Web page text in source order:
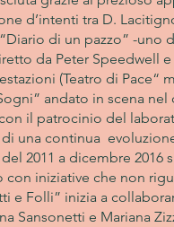
d’intenti tra D.
di un pazzo” -
da Peter
(Teatro di Pace“
andato in scena
il patrocinio del
una continua
2011 a dicembre 2016
con iniziative che non
e Folli” inizia a
Sansonetti e Mariana